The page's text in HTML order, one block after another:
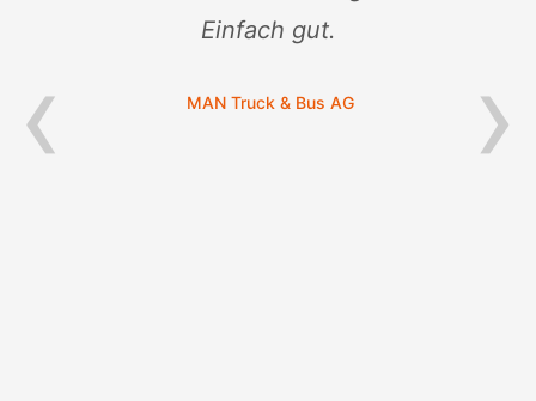
‹
Einfach gut.
MAN Truck & Bus AG ›